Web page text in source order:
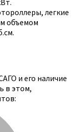
легкие
объемом
и его наличие
в этом,